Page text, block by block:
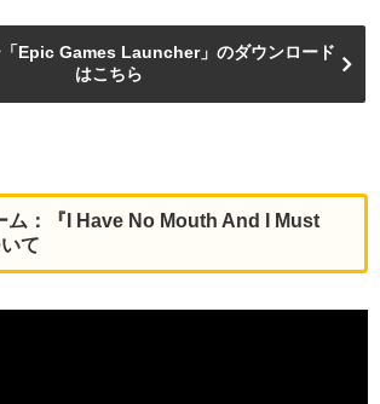
Epic Games Launcher」のダウンロード
はこちら
ム：『I Have No Mouth And I Must
て